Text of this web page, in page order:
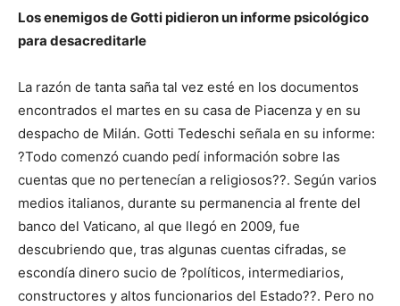
Los enemigos de Gotti pidieron un informe psicológico
para desacreditarle
La razón de tanta saña tal vez esté en los documentos
encontrados el martes en su casa de Piacenza y en su
despacho de Milán. Gotti Tedeschi señala en su informe:
?Todo comenzó cuando pedí información sobre las
cuentas que no pertenecían a religiosos??. Según varios
medios italianos, durante su permanencia al frente del
banco del Vaticano, al que llegó en 2009, fue
descubriendo que, tras algunas cuentas cifradas, se
escondía dinero sucio de ?políticos, intermediarios,
constructores y altos funcionarios del Estado??. Pero no